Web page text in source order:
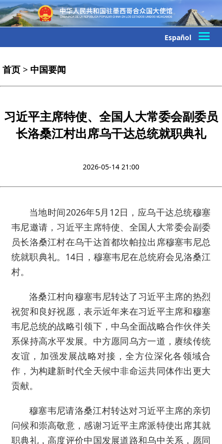
Español
首页 > 中国要闻
习近平主席特使、全国人大常委会副委员
长洛桑江村出席乌干达总统就职典礼
2026-05-14 21:00
当地时间2026年5月12日，应乌干达总统穆塞
韦尼邀请，习近平主席特使、全国人大常委会副委
员长洛桑江村在乌干达首都坎帕拉出席穆塞韦尼总
统就职典礼。14日，穆塞韦尼在总统府会见洛桑江
村。
洛桑江村向穆塞韦尼转达了习近平主席的热烈
祝贺和良好祝愿，表示近年来在习近平主席和穆塞
韦尼总统的战略引领下，中乌全面战略合作伙伴关
系保持高水平发展。中方愿同乌方一道，赓续传统
友谊，加强发展战略对接，全方位深化各领域合
作，为构建新时代全天候中非命运共同体作出更大
贡献。
穆塞韦尼请洛桑江村转达对习近平主席的亲切
问候和崇高敬意，感谢习近平主席派特使出席其就
职典礼，高度评价中国发展道路和乌中关系，愿同